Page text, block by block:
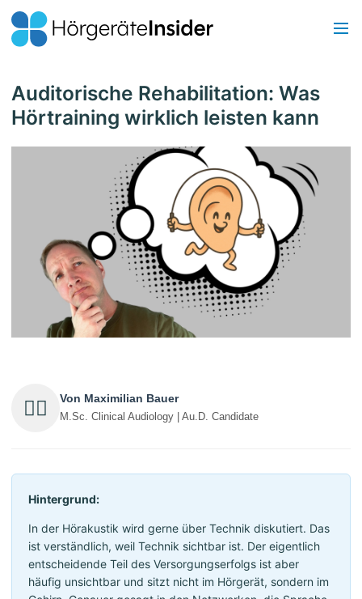
Auditorische Rehabilitation: Was
Hörtraining wirklich leisten kann
👨‍⚕️ Von Maximilian Bauer
M.Sc. Clinical Audiology | Au.D. Candidate
Hintergrund:
In der Hörakustik wird gerne über Technik diskutiert. Das
ist verständlich, weil Technik sichtbar ist. Der eigentlich
entscheidende Teil des Versorgungserfolgs ist aber
häufig unsichtbar und sitzt nicht im Hörgerät, sondern im